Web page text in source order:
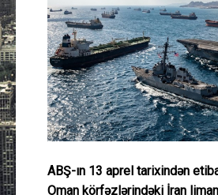
ABŞ-ın 13 aprel tarixindən
Oman körfəzlərindəki İran